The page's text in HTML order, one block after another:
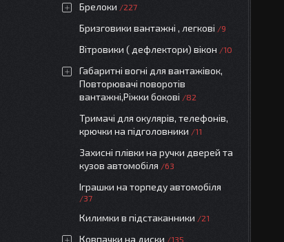
Брелоки 227
Бризговики вантажні , легкові 9
Вітровики ( дефлектори) вікон 10
Габаритні вогні для вантажівок,
Повторювачі поворотів
вантажні,Ріжки бокові
82
Тримачі для окулярів, телефонів,
крючки на підголовники
11
Захисні плівки на ручки дверей та
кузов автомобіля
63
Іграшки на торпеду автомобіля
37
Килимки в підстаканники 21
Ковпачки на диски 135